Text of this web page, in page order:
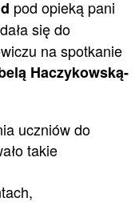
pod opieką pani
się do
na spotkanie
Haczykowską-
uczniów do
takie